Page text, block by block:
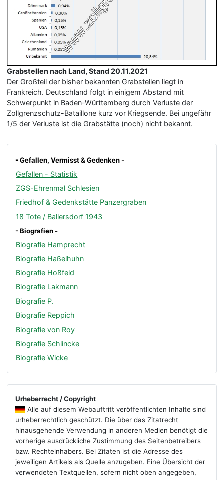
- Gefallen, Vermisst & Gedenken -
Gefallen - Statistik
ZGS-Ehrenmal Schlesien
Friedhof & Gedenkstätte Panzergraben
18 Tote / Ballersdorf 1943
- Biografien -
Biografie Hamprecht
Biografie Haßelhuhn
Biografie Hoßfeld
Biografie Lakmann
Biografie P.
Biografie Reppich
Biografie von Roy
Biografie Schlincke
Biografie Wicke
Grabstellen nach Land, Stand 20.11.2021
Der Großteil der bisher bekannten Grabstellen liegt in
Frankreich. Deutschland folgt in einigem Abstand mit
Schwerpunkt in Baden-Württemberg durch Verluste der
Zollgrenzschutz-Bataillone kurz vor Kriegsende. Bei ungefähr
1/5 der Verluste ist die Grabstätte (noch) nicht bekannt.
Urheberrecht / Copyright
Alle auf diesem Webauftritt veröffentlichten Inhalte sind
urheberrechtlich geschützt. Die über das Zitatrecht
hinausgehende Verwendung in anderen Medien benötigt die
vorherige ausdrückliche Zustimmung des Seitenbetreibers
bzw. Rechteinhabers. Bei Zitaten ist die Adresse des
jeweiligen Artikels als Quelle anzugeben. Eine Übersicht der
verwendeten Textquellen, sofern nicht oben angegeben,